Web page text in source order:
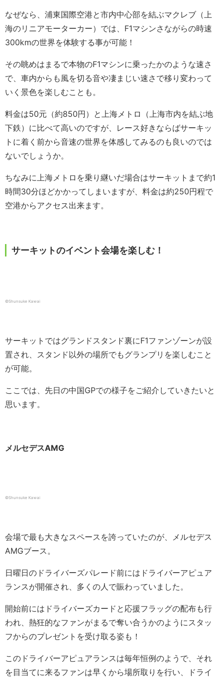
なぜなら、浦東国際空港と市内中心部を結ぶマクレブ（上
海のリニアモーターカー）では、F1マシンさながらの時速
300kmの世界を体験する事が可能！
その眺めはまるで本物のF1マシンに乗ったかのような速さ
で、車内からも風を切る音や凄まじい速さで移り変わって
いく景色を楽しむことも。
料金は50元（約850円）と上海メトロ（上海市内を結ぶ地
下鉄）に比べて高いのですが、レース好きならばサーキッ
トに着く前から音速の世界を体感してみるのも良いのでは
ないでしょうか。
ちなみに上海メトロを乗り継いだ場合はサーキットまで約1
時間30分ほどかかってしまいますが、料金は約250円程で
空港からアクセス出来ます。
サーキットのイベント会場を楽しむ！
©Shunsuke Kawai
サーキットではグランドスタンド裏にF1ファンゾーンが設
置され、スタンド以外の場所でもグランプリを楽しむこと
が可能。
ここでは、先日の中国GPでの様子をご紹介していきたいと
思います。
メルセデスAMG
©Shunsuke Kawai
会場で最も大きなスペースを誇っていたのが、メルセデス
AMGブース。
日曜日のドライバーズパレード前にはドライバーアピュア
ランスが開催され、多くの人で賑わっていました。
開始前にはドライバーズカードと応援フラッグの配布も行
われ、熱狂的なファンがまるで奪い合うかのようにスタッ
フからのプレゼントを受け取る姿も！
このドライバーアピュアランスは毎年恒例のようで、それ
を目当てに来るファンは早くから場所取りを行い、ドライ